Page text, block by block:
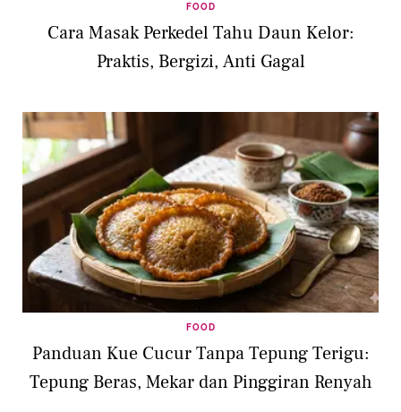
FOOD
Cara Masak Perkedel Tahu Daun Kelor:
Praktis, Bergizi, Anti Gagal
FOOD
Panduan Kue Cucur Tanpa Tepung Terigu:
Tepung Beras, Mekar dan Pinggiran Renyah